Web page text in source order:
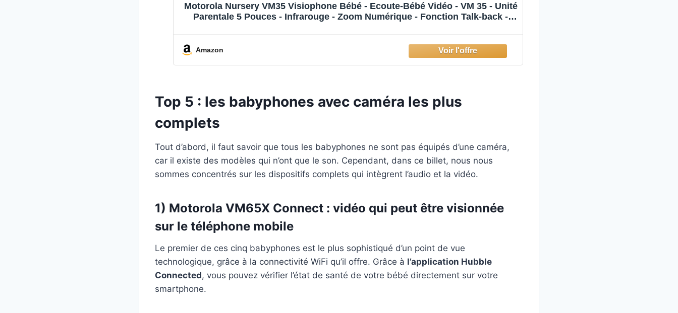
Motorola Nursery VM35 Visiophone Bébé - Ecoute-Bébé Vidéo - VM 35 - Unité
Parentale 5 Pouces - Infrarouge - Zoom Numérique - Fonction Talk-back -
Amazon
Top 5 : les babyphones avec caméra les plus
complets
Tout d’abord, il faut savoir que tous les babyphones ne sont pas équipés d’une caméra,
car il existe des modèles qui n’ont que le son. Cependant, dans ce billet, nous nous
sommes concentrés sur les dispositifs complets qui intègrent l’audio et la vidéo.
1) Motorola VM65X Connect : vidéo qui peut être visionnée
sur le téléphone mobile
Le premier de ces cinq babyphones est le plus sophistiqué d’un point de vue
technologique, grâce à la connectivité WiFi qu’il offre. Grâce à l’application Hubble
Connected, vous pouvez vérifier l’état de santé de votre bébé directement sur votre
smartphone.